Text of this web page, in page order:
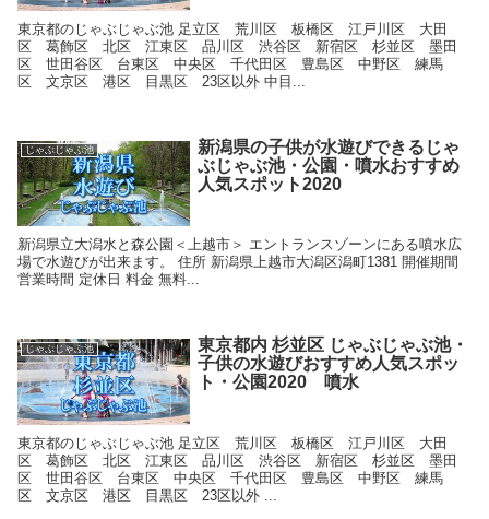
東京都のじゃぶじゃぶ池 足立区 荒川区 板橋区 江戸川区 大田
区 葛飾区 北区 江東区 品川区 渋谷区 新宿区 杉並区 墨田
区 世田谷区 台東区 中央区 千代田区 豊島区 中野区 練馬
区 文京区 港区 目黒区 23区以外 中目...
じゃぶじゃぶ池
新潟県の子供が水遊びできるじゃ
ぶじゃぶ池・公園・噴水おすすめ
人気スポット2020
新潟県立大潟水と森公園＜上越市＞ エントランスゾーンにある噴水広
場で水遊びが出来ます。 住所 新潟県上越市大潟区潟町1381 開催期間
営業時間 定休日 料金 無料...
じゃぶじゃぶ池
東京都内 杉並区 じゃぶじゃぶ池・
子供の水遊びおすすめ人気スポッ
ト・公園2020 噴水
東京都のじゃぶじゃぶ池 足立区 荒川区 板橋区 江戸川区 大田
区 葛飾区 北区 江東区 品川区 渋谷区 新宿区 杉並区 墨田
区 世田谷区 台東区 中央区 千代田区 豊島区 中野区 練馬
区 文京区 港区 目黒区 23区以外 ...